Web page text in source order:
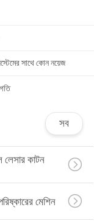
সাথে কোন নয়েজ
সব
লেসার কাটন
মেশিন